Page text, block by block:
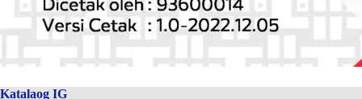
Katalaog IG